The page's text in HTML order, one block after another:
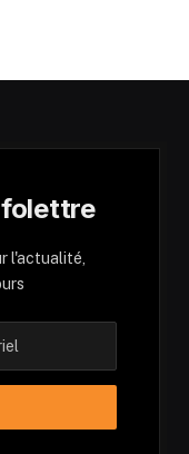
l'actualité,